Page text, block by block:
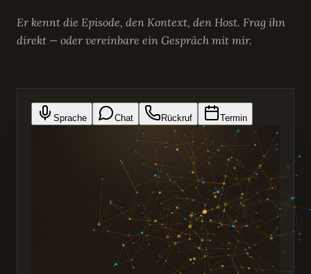
Er kennt die Episode, den Kontext, den Host. Frag ihn
direkt — oder vereinbare ein Gespräch mit mir.
Sprache Chat Rückruf Termin